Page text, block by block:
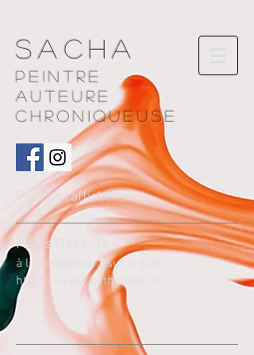
Sacha
Peintre
AUTEURE
chroniqueuse
Posts à l'affiche
Pos ts Récents
à lire également sur le site
https://www.bythelake.ch/